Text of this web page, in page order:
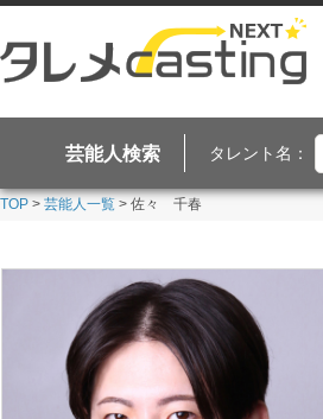
芸能人検索 タレント名：
TOP > 芸能人一覧 > 佐々 千春